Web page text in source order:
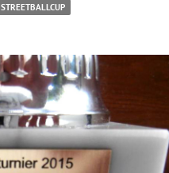
STREETBALLCUP